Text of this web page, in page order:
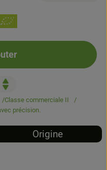
le produit au panier
Classe commerciale II
précision.
Origine